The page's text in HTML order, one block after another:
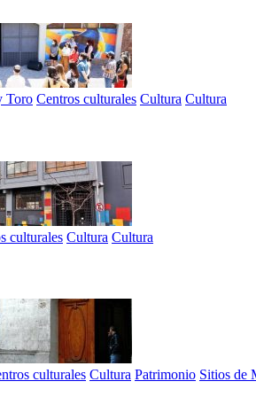
Toro Centros culturales Cultura Cultura
culturales Cultura Cultura
culturales Cultura Patrimonio Sitios de